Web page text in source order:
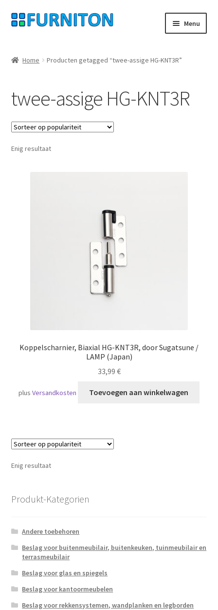
Ga
door
navigatie
Ga
naar
inhoud
Menu
Gegevensbescherming
Herroepingsrecht
Neem contact op met
Home Producten getagged “twee-assige HG-KNT3R”
twee-assige HG-KNT3R
Enig resultaat
Koppelscharnier, Biaxial HG-KNT3R, door Sugatsune /
LAMP (Japan)
33,99 €
plusVersandkosten Toevoegen aan winkelwagen
Enig resultaat
Produkt-Kategorien
Andere toebehoren
Beslag voor buitenmeubilair, buitenkeuken, tuinmeubilair en
terrasmeubilair
Beslag voor glas en spiegels
Beslag voor kantoormeubelen
Beslag voor rekkensystemen, wandplanken en legborden